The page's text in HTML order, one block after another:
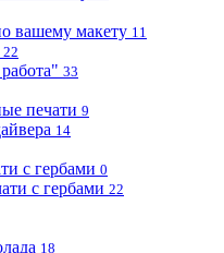
вашему макету 11
22
33
печати 9
14
с гербами 0
с гербами 22
18